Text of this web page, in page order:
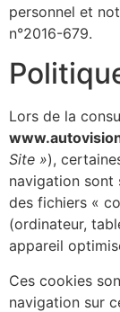
personnel et
n°2016-679.
Lors de la
Site »),
navigation sont
des fichiers «
(ordinateur,
appareil
Ces cookies
navigation sur